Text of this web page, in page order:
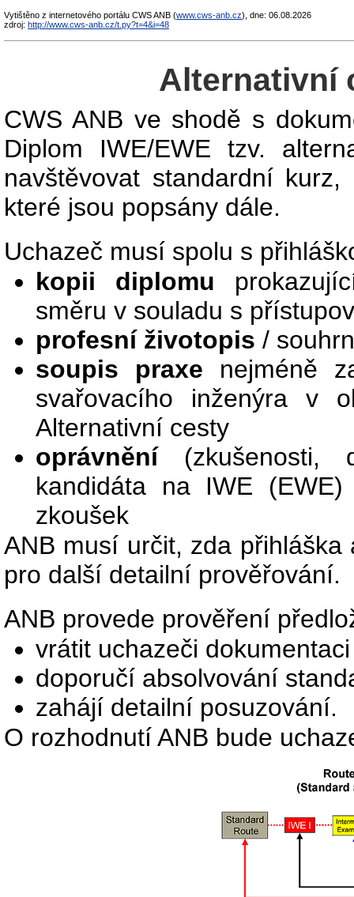
Vytištěno z internetového portálu CWS ANB (www.cws-anb.cz), dne: 06.08.2026
zdroj: http://www.cws-anb.cz/t.py?t=4&i=48
Alternativní
CWS ANB ve shodě s
Diplom IWE/EWE tzv.
navštěvovat standardní
které jsou popsány dále.
Uchazeč musí spolu s
kopii diplomu
směru v souladu s
profesní životopis /
soupis praxe nejméně
svařovacího inženýra v
Alternativní cesty
oprávnění(zkušenosti,
kandidáta na IWE
zkoušek
ANB musí určit, zda
pro další detailní prověřování.
ANB provede prověření
vrátit uchazeči
doporučí absolvování
zahájí detailní posuzování.
O rozhodnutí ANB bude